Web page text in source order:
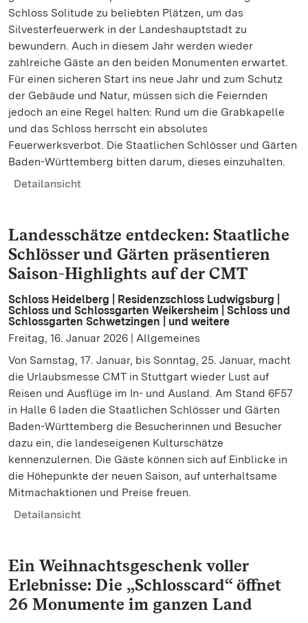
Schloss Solitude zu beliebten Plätzen, um das
Silvesterfeuerwerk in der Landeshauptstadt zu
bewundern. Auch in diesem Jahr werden wieder
zahlreiche Gäste an den beiden Monumenten erwartet.
Für einen sicheren Start ins neue Jahr und zum Schutz
der Gebäude und Natur, müssen sich die Feiernden
jedoch an eine Regel halten: Rund um die Grabkapelle
und das Schloss herrscht ein absolutes
Feuerwerksverbot. Die Staatlichen Schlösser und Gärten
Baden-Württemberg bitten darum, dieses einzuhalten.
Detailansicht
Landesschätze entdecken: Staatliche
Schlösser und Gärten präsentieren
Saison-Highlights auf der CMT
Schloss Heidelberg | Residenzschloss Ludwigsburg |
Schloss und Schlossgarten Weikersheim | Schloss und
Schlossgarten Schwetzingen | und weitere
Freitag, 16. Januar 2026 | Allgemeines
Von Samstag, 17. Januar, bis Sonntag, 25. Januar, macht
die Urlaubsmesse CMT in Stuttgart wieder Lust auf
Reisen und Ausflüge im In- und Ausland. Am Stand 6F57
in Halle 6 laden die Staatlichen Schlösser und Gärten
Baden-Württemberg die Besucherinnen und Besucher
dazu ein, die landeseigenen Kulturschätze
kennenzulernen. Die Gäste können sich auf Einblicke in
die Höhepunkte der neuen Saison, auf unterhaltsame
Mitmachaktionen und Preise freuen.
Detailansicht
Ein Weihnachtsgeschenk voller
Erlebnisse: Die „Schlosscard“ öffnet
26 Monumente im ganzen Land